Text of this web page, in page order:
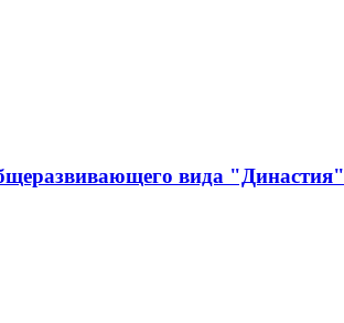
вида "Династия"